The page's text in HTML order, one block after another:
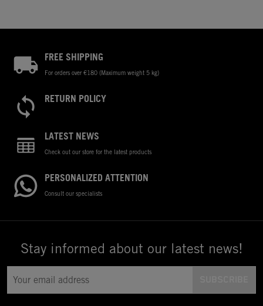
FREE SHIPPING
For orders over €180 (Maximum weight 5 kg)
RETURN POLICY
LATEST NEWS
Check out our store for the latest products
PERSONALIZED ATTENTION
Consult our specialists
Stay informed about our latest news!